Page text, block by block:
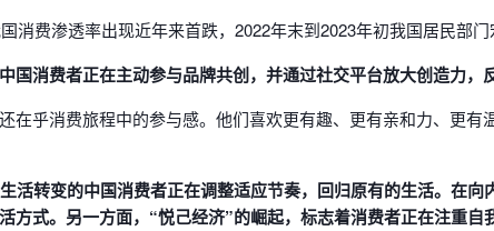
消费渗透率出现近年来首跌，2022年末到2023年初我国居民部
国消费者正在主动参与品牌共创，并通过社交平台放大创造力，
在乎消费旅程中的参与感。他们喜欢更有趣、更有亲和力、更有
活转变的中国消费者正在调整适应节奏，回归原有的生活。在
方式。另一方面，“悦己经济”的崛起，标志着消费者正在注重自